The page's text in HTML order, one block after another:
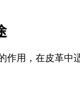
用，在皮革中